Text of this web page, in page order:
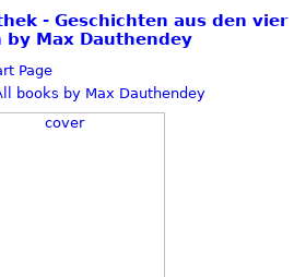
- Geschichten aus den vier
by Max Dauthendey
Page
books by Max Dauthendey